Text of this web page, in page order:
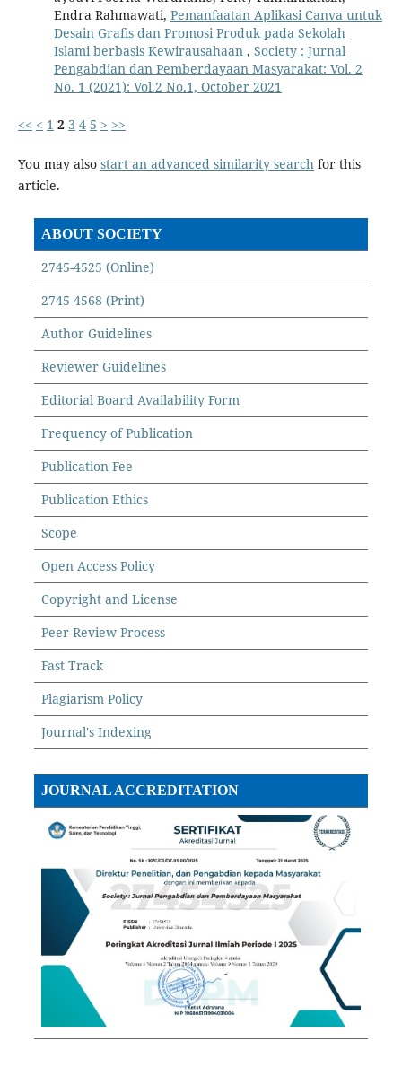
Endra Rahmawati, Pemanfaatan Aplikasi Canva untuk
Desain Grafis dan Promosi Produk pada Sekolah
Islami berbasis Kewirausahaan , Society : Jurnal
Pengabdian dan Pemberdayaan Masyarakat: Vol. 2
No. 1 (2021): Vol.2 No.1, October 2021
<< < 1 2 3 4 5 > >>
You may also start an advanced similarity search for this
article.
ABOUT SOCIETY
2745-4525 (Online)
2745-4568 (Print)
Author Guidelines
Reviewer Guidelines
Editorial Board Availability Form
Frequency of Publication
Publication Fee
Publication Ethics
Scope
Open Access Policy
Copyright and License
Peer Review Process
Fast Track
Plagiarism Policy
Journal's Indexing
JOURNAL ACCREDITATION